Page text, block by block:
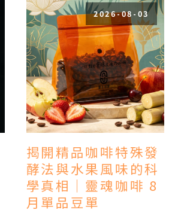
2026-08-03
揭開精品咖啡特殊發
酵法與水果風味的科
學真相｜靈魂咖啡 8
月單品豆單